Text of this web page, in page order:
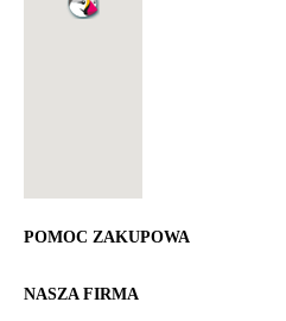
POMOC ZAKUPOWA
NASZA FIRMA